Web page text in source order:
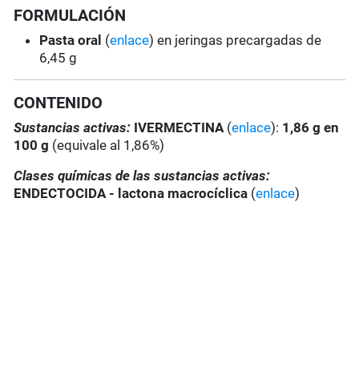
FORMULACIÓN
Pasta oral (enlace) en jeringas precargadas de
6,45 g
CONTENIDO
Sustancias activas: IVERMECTINA (enlace): 1,86 g en
100 g (equivale al 1,86%)
Clases químicas de las sustancias activas:
ENDECTOCIDA - lactona macrocíclica (enlace)